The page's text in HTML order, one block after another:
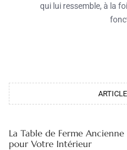
qui lui ressemble, à la
La Table de Ferme
pour Votre Intérieur